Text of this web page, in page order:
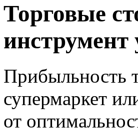
Торговые
инструмент
Прибыльность
супермаркет
от